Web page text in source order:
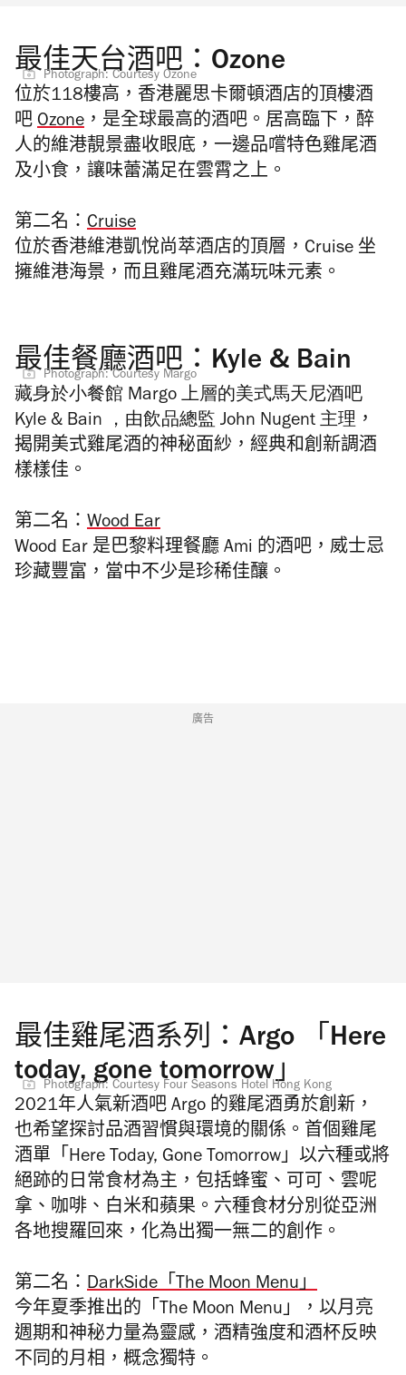
最佳天台酒吧：Ozone
Photograph: Courtesy Ozone
位於118樓高，香港麗思卡爾頓酒店的頂樓酒
吧 Ozone ，是全球最高的酒吧。居高臨下，醉
人的維港靚景盡收眼底，一邊品嚐特色雞尾酒
及小食，讓味蕾滿足在雲霄之上。
第二名： Cruise
位於香港維港凱悅尚萃酒店的頂層，Cruise 坐
擁維港海景，而且雞尾酒充滿玩味元素。
最佳餐廳酒吧：Kyle & Bain
Photograph: Courtesy Margo
藏身於小餐館 Margo 上層的美式馬天尼酒吧
Kyle & Bain
， 由飲品總監 John Nugent 主理 ，
揭開美式雞尾酒的神秘面紗，經典和創新調酒
樣樣佳。
第二名： Wood Ear
Wood Ear 是巴黎料理餐廳 Ami 的酒吧，威士忌
珍藏豐富，當中不少是珍稀佳釀。
廣告
最佳雞尾酒系列：Argo 「Here
today, gone tomorrow」
Photograph: Courtesy Four Seasons Hotel Hong Kong
2021年人氣新酒吧 Argo 的雞尾酒勇於創新，
也希望探討品酒習慣與環境的關係。首個雞尾
酒單「Here Today, Gone Tomorrow」以六種或將
絕跡的日常食材為主，包括蜂蜜、可可、雲呢
拿、咖啡、白米和蘋果。六種食材分別從亞洲
各地搜羅回來，化為出獨一無二的創作。
第二名： DarkSide「The Moon Menu」
今年夏季推出的「The Moon Menu」，以月亮
週期和神秘力量為靈感，酒精強度和酒杯反映
不同的月相，概念獨特。